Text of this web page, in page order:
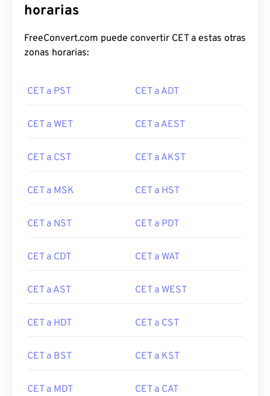
horarias
FreeConvert.com puede convertir CET a estas otras
zonas horarias:
CET a PST CET a ADT
CET a WET CET a AEST
CET a CST CET a AKST
CET a MSK CET a HST
CET a NST CET a PDT
CET a CDT CET a WAT
CET a AST CET a WEST
CET a HDT CET a CST
CET a BST CET a KST
CET a MDT CET a CAT